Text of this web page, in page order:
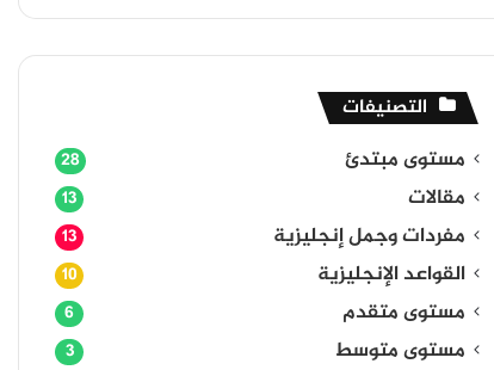
التصنيفات
مستوى مبتدئ 28
مقالات 13
مفردات وجمل إنجليزية 13
القواعد الإنجليزية 10
مستوى متقدم 6
مستوى متوسط 3